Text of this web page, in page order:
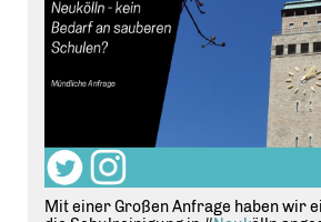
Mit einer Großen Anfrage haben wir